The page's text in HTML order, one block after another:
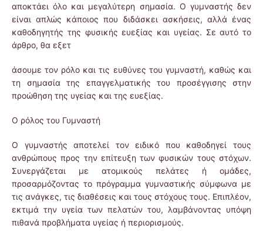
αποκτάει όλο και μεγαλύτερη σημασία. Ο γυμναστής δεν
είναι απλώς κάποιος που διδάσκει ασκήσεις, αλλά ένας
καθοδηγητής της φυσικής ευεξίας και υγείας. Σε αυτό το
άρθρο, θα εξετ
άσουμε τον ρόλο και τις ευθύνες του γυμναστή, καθώς και
τη σημασία της επαγγελματικής του προσέγγισης στην
προώθηση της υγείας και της ευεξίας.
Ο ρόλος του Γυμναστή
Ο γυμναστής αποτελεί τον ειδικό που καθοδηγεί τους
ανθρώπους προς την επίτευξη των φυσικών τους στόχων.
Συνεργάζεται με ατομικούς πελάτες ή ομάδες,
προσαρμόζοντας το πρόγραμμα γυμναστικής σύμφωνα με
τις ανάγκες, τις διαθέσεις και τους στόχους τους. Επιπλέον,
εκτιμά την υγεία των πελατών του, λαμβάνοντας υπόψη
πιθανά προβλήματα υγείας ή περιορισμούς.